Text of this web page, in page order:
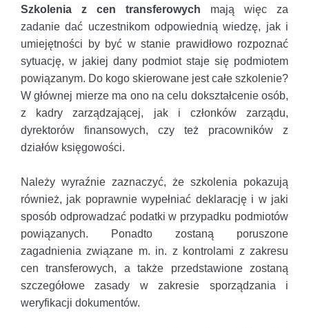
Szkolenia z cen transferowych mają więc za
zadanie dać uczestnikom odpowiednią wiedzę, jak i
umiejętności by być w stanie prawidłowo rozpoznać
sytuację, w jakiej dany podmiot staje się podmiotem
powiązanym. Do kogo skierowane jest całe szkolenie?
W głównej mierze ma ono na celu dokształcenie osób,
z kadry zarządzającej, jak i członków zarządu,
dyrektorów finansowych, czy też pracowników z
działów księgowości.
Należy wyraźnie zaznaczyć, że szkolenia pokazują
również, jak poprawnie wypełniać deklarację i w jaki
sposób odprowadzać podatki w przypadku podmiotów
powiązanych. Ponadto zostaną poruszone
zagadnienia związane m. in. z kontrolami z zakresu
cen transferowych, a także przedstawione zostaną
szczegółowe zasady w zakresie sporządzania i
weryfikacji dokumentów.